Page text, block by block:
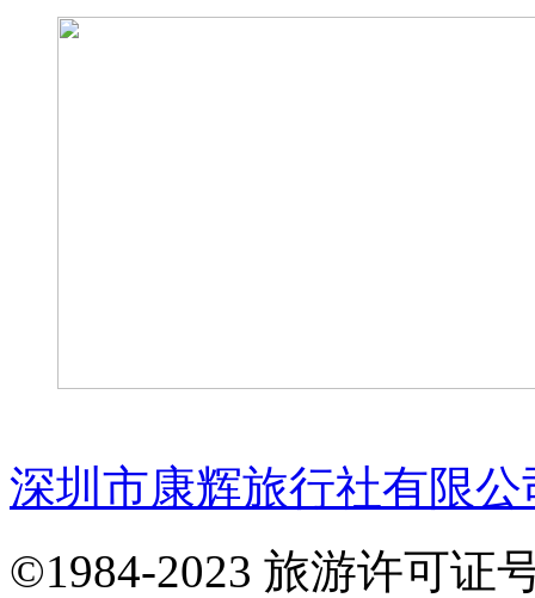
深圳市康辉旅行社有限
©1984-2023 旅游许可证